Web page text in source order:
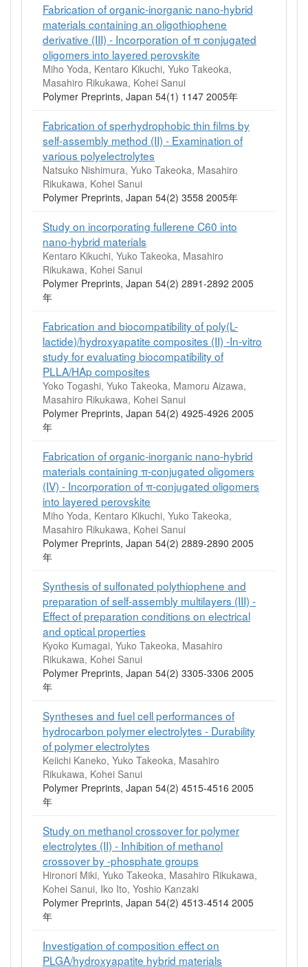
Fabrication of organic-inorganic nano-hybrid
materials containing an oligothiophene
derivative (III) - Incorporation of π conjugated
oligomers into layered perovskite
Miho Yoda, Kentaro Kikuchi, Yuko Takeoka,
Masahiro Rikukawa, Kohei Sanui
Polymer Preprints, Japan 54(1) 1147 2005年
Fabrication of sperhydrophobic thin films by
self-assembly method (II) - Examination of
various polyelectrolytes
Natsuko Nishimura, Yuko Takeoka, Masahiro
Rikukawa, Kohei Sanui
Polymer Preprints, Japan 54(2) 3558 2005年
Study on incorporating fullerene C60 into
nano-hybrid materials
Kentaro Kikuchi, Yuko Takeoka, Masahiro
Rikukawa, Kohei Sanui
Polymer Preprints, Japan 54(2) 2891-2892 2005
年
Fabrication and biocompatibility of poly(L-
lactide)/hydroxyapatite composites (II) -In-vitro
study for evaluating biocompatibility of
PLLA/HAp composites
Yoko Togashi, Yuko Takeoka, Mamoru Aizawa,
Masahiro Rikukawa, Kohei Sanui
Polymer Preprints, Japan 54(2) 4925-4926 2005
年
Fabrication of organic-inorganic nano-hybrid
materials containing π-conjugated oligomers
(IV) - Incorporation of π-conjugated oligomers
into layered perovskite
Miho Yoda, Kentaro Kikuchi, Yuko Takeoka,
Masahiro Rikukawa, Kohei Sanui
Polymer Preprints, Japan 54(2) 2889-2890 2005
年
Synthesis of sulfonated polythiophene and
preparation of self-assembly multilayers (III) -
Effect of preparation conditions on electrical
and optical properties
Kyoko Kumagai, Yuko Takeoka, Masahiro
Rikukawa, Kohei Sanui
Polymer Preprints, Japan 54(2) 3305-3306 2005
年
Syntheses and fuel cell performances of
hydrocarbon polymer electrolytes - Durability
of polymer electrolytes
Keiichi Kaneko, Yuko Takeoka, Masahiro
Rikukawa, Kohei Sanui
Polymer Preprints, Japan 54(2) 4515-4516 2005
年
Study on methanol crossover for polymer
electrolytes (II) - Inhibition of methanol
crossover by -phosphate groups
Hironori Miki, Yuko Takeoka, Masahiro Rikukawa,
Kohei Sanui, Iko Ito, Yoshio Kanzaki
Polymer Preprints, Japan 54(2) 4513-4514 2005
年
Investigation of composition effect on
PLGA/hydroxyapatite hybrid materials